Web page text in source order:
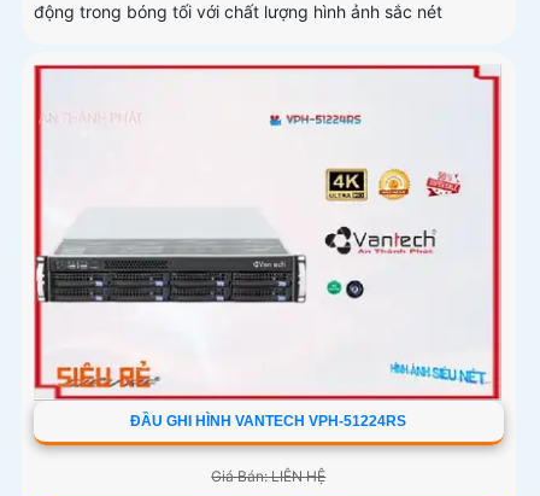
động trong bóng tối với chất lượng hình ảnh sắc nét
ĐẦU GHI HÌNH VANTECH VPH-51224RS
Giá Bán: LIÊN HỆ